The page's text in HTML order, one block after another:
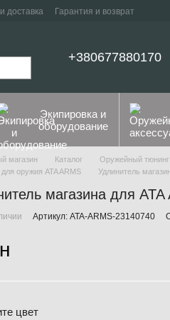
доставка
Гарантия и возврат
+380677880170
Экипировка и
оборудование
магазин Каталог Оружейный тюнинг
оружия ATA ARMS
Удлинитель
магазина для
Артикул: ATA-ARMS-23140740
цвет